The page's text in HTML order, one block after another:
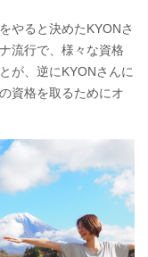
やると決めたKYONさ
流行で、様々な資格
が、逆にKYONさんに
資格を取るためにオ